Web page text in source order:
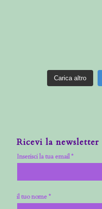
Carica altro
Ricevi la newsletter
Inserisci la tua email *
il tuo nome *